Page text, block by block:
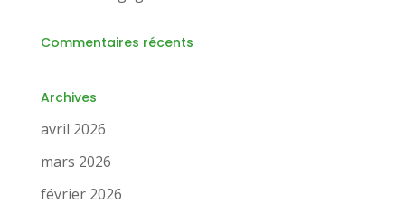
Commentaires récents
Archives
avril 2026
mars 2026
février 2026